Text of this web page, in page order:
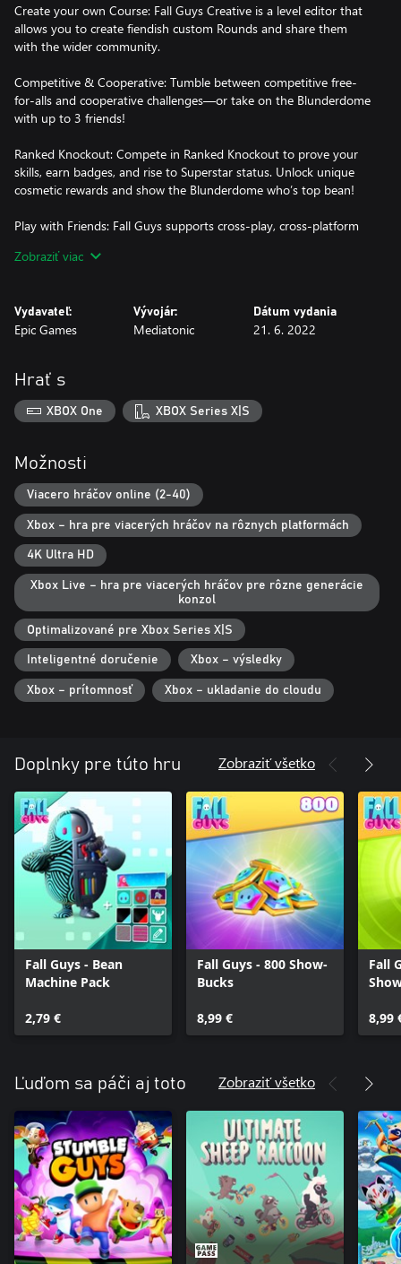
Create your own Course: Fall Guys Creative is a level editor that
allows you to create fiendish custom Rounds and share them
with the wider community.
Competitive & Cooperative: Tumble between competitive free-
for-alls and cooperative challenges—or take on the Blunderdome
with up to 3 friends!
Ranked Knockout: Compete in Ranked Knockout to prove your
skills, earn badges, and rise to Superstar status. Unlock unique
cosmetic rewards and show the Blunderdome who’s top bean!
Play with Friends: Fall Guys supports cross-play, cross-platform
extravagant Celebrations and share your flair with Emotes!
store and are subject to availability. Contains in-game purchases.
Zobraziť viac
Vydavateľ:
Epic Games
Vývojár:
Mediatonic
Dátum vydania
21. 6. 2022
Hrať s
XBOX One XBOX Series X|S
Možnosti
Viacero hráčov online (2-40)
Xbox – hra pre viacerých hráčov na rôznych platformách
4K Ultra HD
Xbox Live – hra pre viacerých hráčov pre rôzne generácie
konzol
Optimalizované pre Xbox Series X|S
Inteligentné doručenie Xbox – výsledky
Xbox – prítomnosť Xbox – ukladanie do cloudu
Doplnky pre túto hru Zobraziť všetko
Fall Guys - Bean
Machine Pack
2,79 €
Fall Guys - 800 Show-
Bucks
8,99 €
Fall
8,99
Ľuďom sa páči aj toto Zobraziť všetko